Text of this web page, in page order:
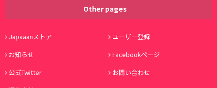
Other pages
Japaaanストア
ユーザー登録
お知らせ
Facebookページ
公式Twitter
お問い合わせ